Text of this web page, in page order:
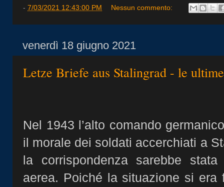
- 7/03/2021 12:43:00 PM Nessun commento:
venerdì 18 giugno 2021
Letze Briefe aus Stalingrad - le
Nel 1943 l’alto comando
il morale dei soldati accerchiati a
la corrispondenza sarebbe
aerea. Poiché la situazione si era